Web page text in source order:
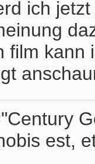
ich
film kann
est,